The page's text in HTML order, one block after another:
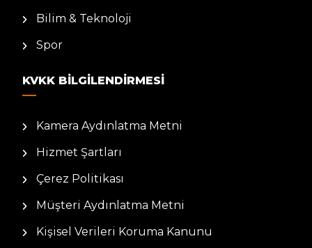
Bilim & Teknoloji
Spor
KVKK BILGILENDIRMESI
Kamera Aydınlatma Metni
Hizmet Şartları
Çerez Politikası
Müşteri Aydınlatma Metni
Kişisel Verileri Koruma Kanunu